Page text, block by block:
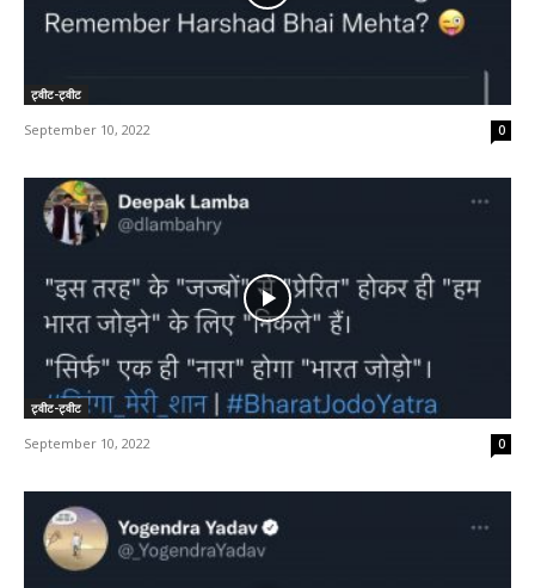
ट्वीट-ट्वीट
September 10, 2022 0
ट्वीट-ट्वीट
September 10, 2022 0